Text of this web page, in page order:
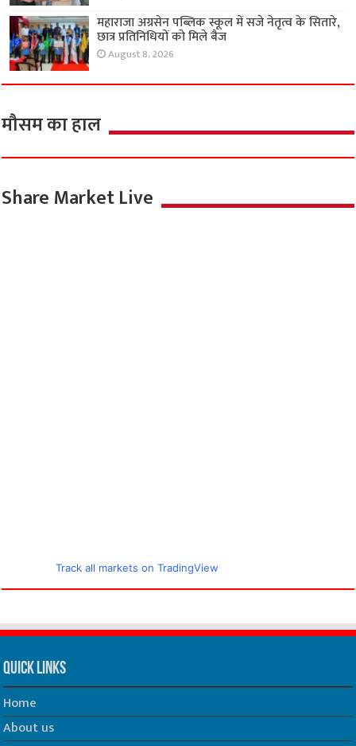
महाराजा अग्रसेन पब्लिक स्कूल में सजे नेतृत्व के सितारे,
छात्र प्रतिनिधियों को मिले बैज
August 8, 2026
मौसम का हाल
Share Market Live
Track all markets on TradingView
Quick Links
Home
About us